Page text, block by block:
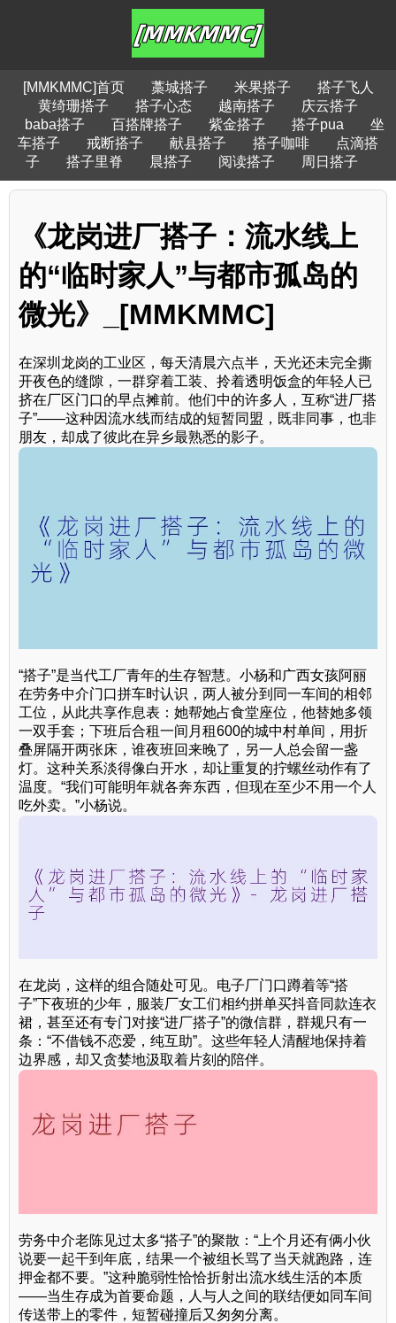
[MMKMMC]首页 藁城搭子 米果搭子
搭子飞人
黄绮珊搭子
搭子心态 越南搭子
庆云搭子
baba搭子
百搭牌搭子 紫金搭子 搭子pua
坐
车搭子
戒断搭子 献县搭子 搭子咖啡
点滴搭
子
搭子里脊 晨搭子 阅读搭子 周日搭子
《龙岗进厂搭子：流水线上
的“临时家人”与都市孤岛的
微光》_[MMKMMC]
在深圳龙岗的工业区，每天清晨六点半，天光还未完全撕
开夜色的缝隙，一群穿着工装、拎着透明饭盒的年轻人已
挤在厂区门口的早点摊前。他们中的许多人，互称“进厂搭
子”——这种因流水线而结成的短暂同盟，既非同事，也非
朋友，却成了彼此在异乡最熟悉的影子。
“搭子”是当代工厂青年的生存智慧。小杨和广西女孩阿丽
在劳务中介门口拼车时认识，两人被分到同一车间的相邻
工位，从此共享作息表：她帮她占食堂座位，他替她多领
一双手套；下班后合租一间月租600的城中村单间，用折
叠屏隔开两张床，谁夜班回来晚了，另一人总会留一盏
灯。这种关系淡得像白开水，却让重复的拧螺丝动作有了
温度。“我们可能明年就各奔东西，但现在至少不用一个人
吃外卖。”小杨说。
在龙岗，这样的组合随处可见。电子厂门口蹲着等“搭
子”下夜班的少年，服装厂女工们相约拼单买抖音同款连衣
裙，甚至还有专门对接“进厂搭子”的微信群，群规只有一
条：“不借钱不恋爱，纯互助”。这些年轻人清醒地保持着
边界感，却又贪婪地汲取着片刻的陪伴。
劳务中介老陈见过太多“搭子”的聚散：“上个月还有俩小伙
说要一起干到年底，结果一个被组长骂了当天就跑路，连
押金都不要。”这种脆弱性恰恰折射出流水线生活的本质
——当生存成为首要命题，人与人之间的联结便如同车间
传送带上的零件，短暂碰撞后又匆匆分离。